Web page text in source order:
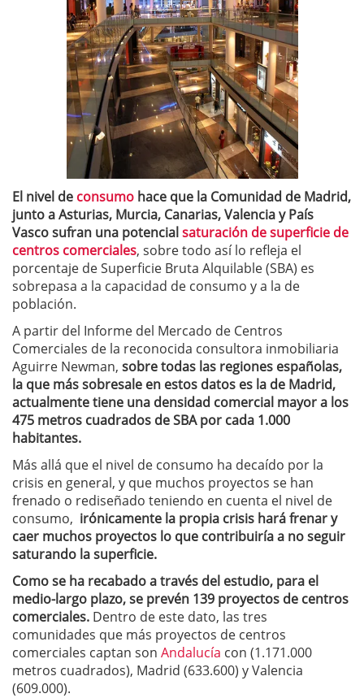
El nivel de consumo hace que la Comunidad de Madrid,
junto a Asturias, Murcia, Canarias, Valencia y País
Vasco sufran una potencialsaturación de superficie de
centros comerciales, sobre todo así lo refleja el
porcentaje de Superficie Bruta Alquilable (SBA) es
sobrepasa a la capacidad de consumo y a la de
población.
A partir del Informe del Mercado de Centros
Comerciales de la reconocida consultora inmobiliaria
Aguirre Newman, sobre todas las regiones españolas,
la que más sobresale en estos datos es la de Madrid,
actualmente tiene una densidad comercial mayor a los
475 metros cuadrados de SBA por cada 1.000
habitantes.
Más allá que el nivel de consumo ha decaído por la
crisis en general, y que muchos proyectos se han
frenado o rediseñado teniendo en cuenta el nivel de
consumo, irónicamente la propia crisis hará frenar y
caer muchos proyectos lo que contribuiría a no seguir
saturando la superficie.
Como se ha recabado a través del estudio, para el
medio-largo plazo, se prevén 139 proyectos de centros
comerciales. Dentro de este dato, las tres
comunidades que más proyectos de centros
comerciales captan son Andalucía con (1.171.000
metros cuadrados), Madrid (633.600) y Valencia
(609.000).